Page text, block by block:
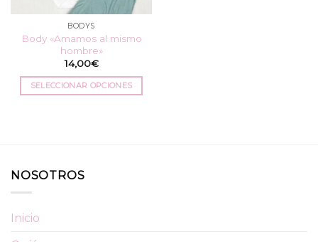
BODYS
Body «Amamos al mismo
hombre»
14,00€
SELECCIONAR OPCIONES
Las
NOSOTROS
Inicio